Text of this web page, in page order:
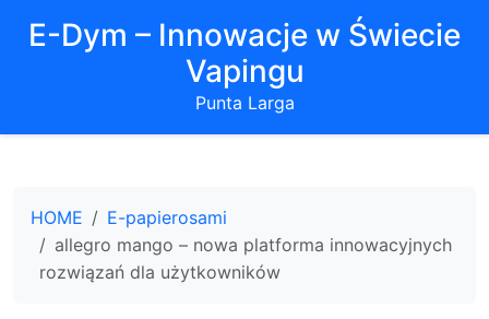
E-Dym – Innowacje w Świecie
Vapingu
Punta Larga
HOME
E-papierosami
allegro mango – nowa platforma innowacyjnych
rozwiązań dla użytkowników